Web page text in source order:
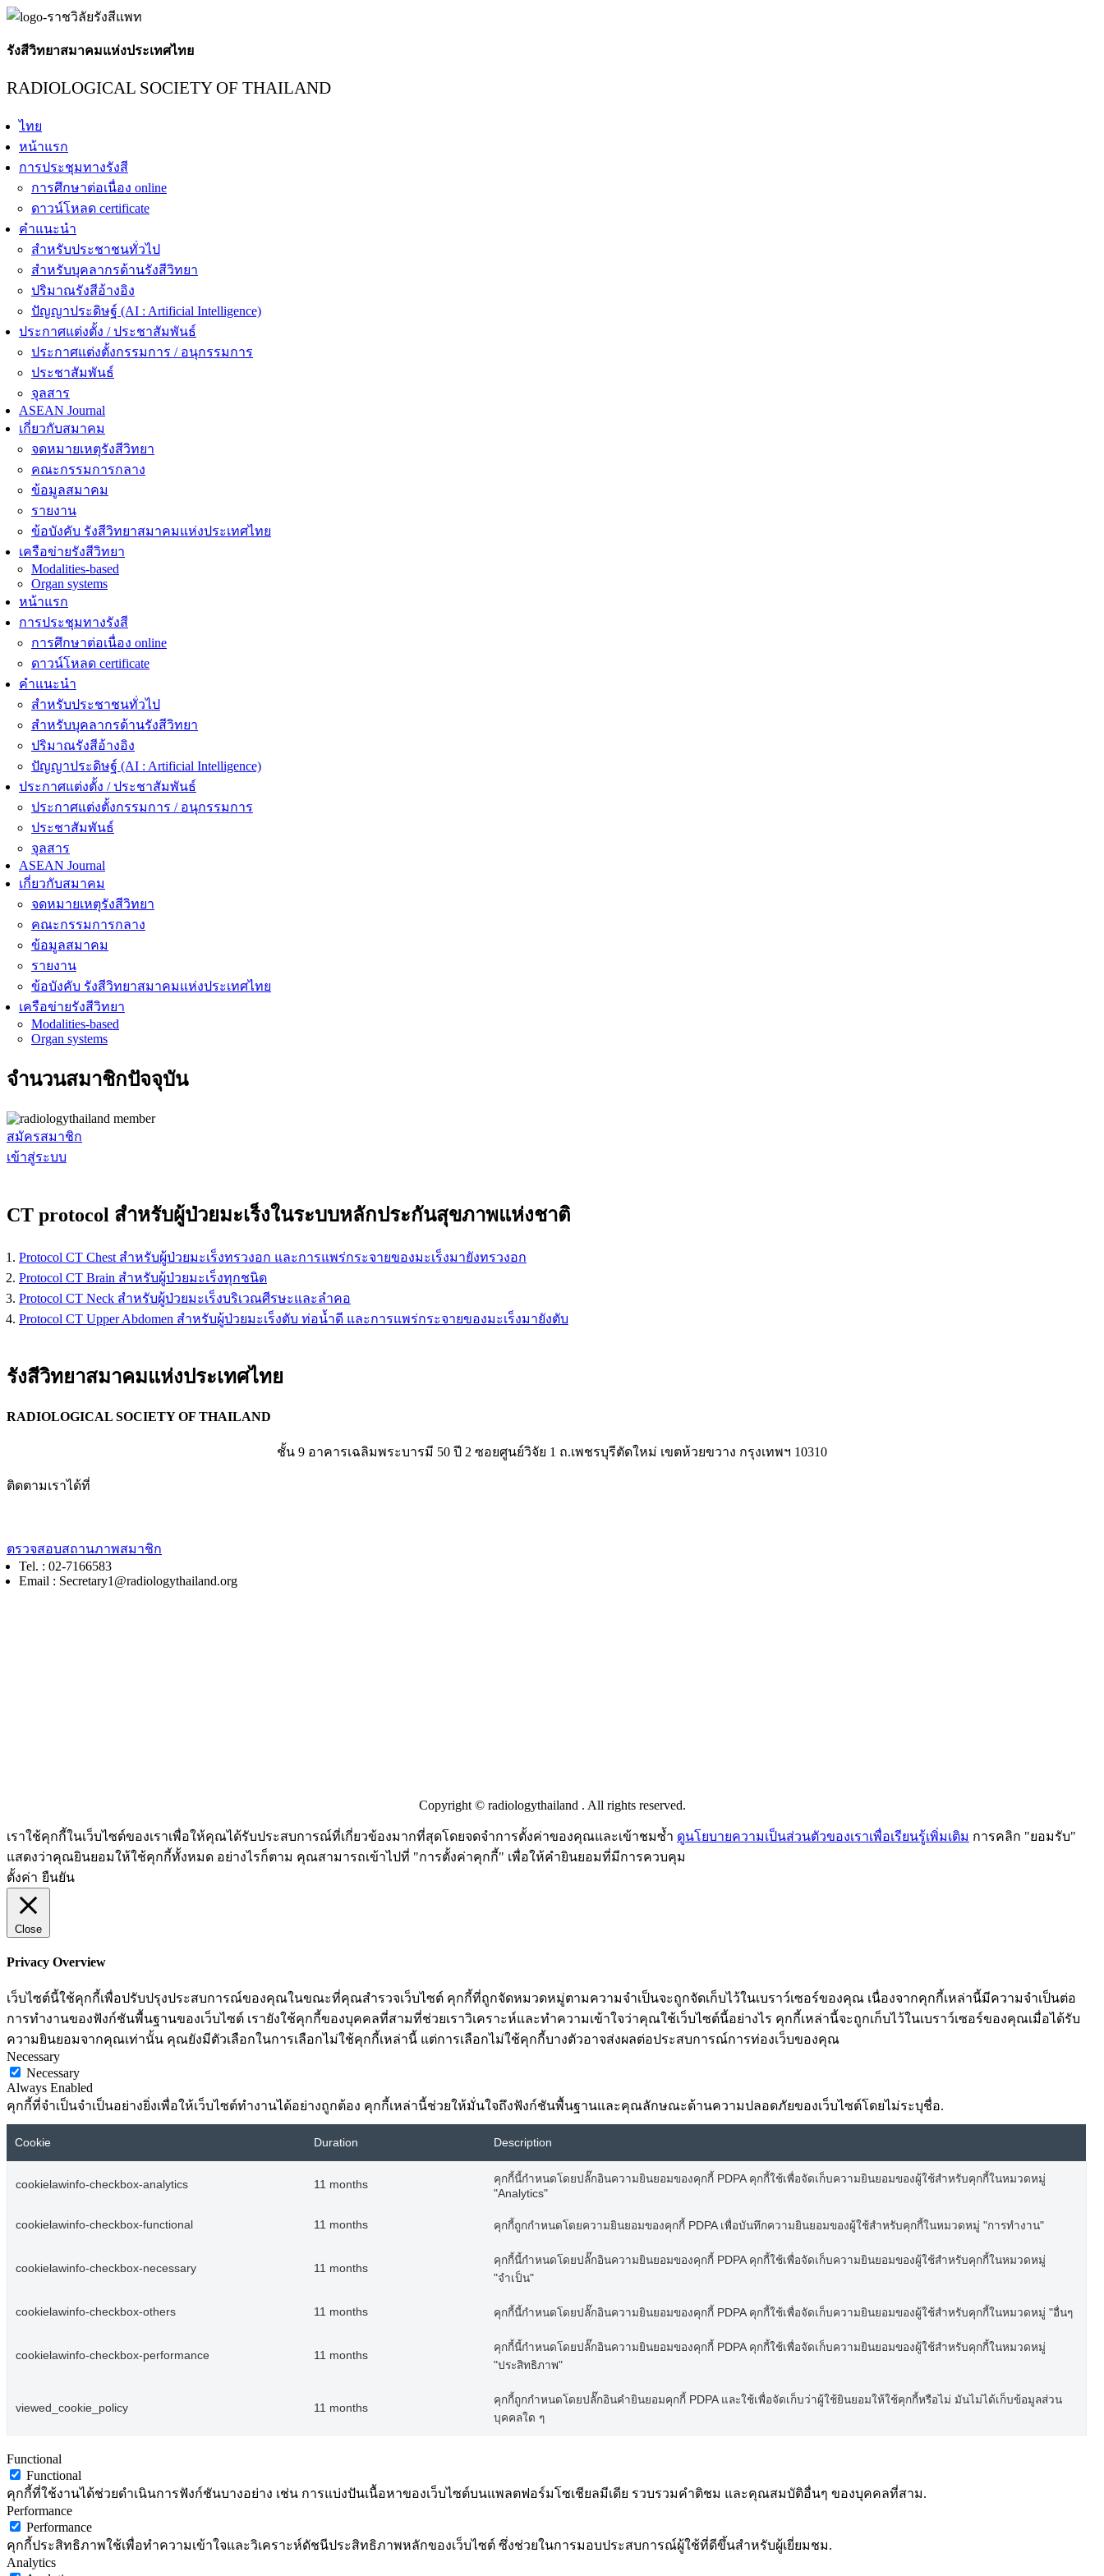
รังสีวิทยาสมาคมแห่งประเทศไทย
RADIOLOGICAL SOCIETY OF THAILAND
ไทย
หน้าแรก
การประชุมทางรังสี
การศึกษาต่อเนื่อง online
ดาวน์โหลด certificate
คำแนะนำ
สำหรับประชาชนทั่วไป
สำหรับบุคลากรด้านรังสีวิทยา
ปริมาณรังสีอ้างอิง
ปัญญาประดิษฐ์ (AI : Artificial Intelligence)
ประกาศแต่งตั้ง / ประชาสัมพันธ์
ประกาศแต่งตั้งกรรมการ / อนุกรรมการ
ประชาสัมพันธ์
จุลสาร
ASEAN Journal
เกี่ยวกับสมาคม
จดหมายเหตุรังสีวิทยา
คณะกรรมการกลาง
ข้อมูลสมาคม
รายงาน
ข้อบังคับ รังสีวิทยาสมาคมแห่งประเทศไทย
เครือข่ายรังสีวิทยา
Modalities-based
Organ systems
หน้าแรก
การประชุมทางรังสี
การศึกษาต่อเนื่อง online
ดาวน์โหลด certificate
คำแนะนำ
สำหรับประชาชนทั่วไป
สำหรับบุคลากรด้านรังสีวิทยา
ปริมาณรังสีอ้างอิง
ปัญญาประดิษฐ์ (AI : Artificial Intelligence)
ประกาศแต่งตั้ง / ประชาสัมพันธ์
ประกาศแต่งตั้งกรรมการ / อนุกรรมการ
ประชาสัมพันธ์
จุลสาร
ASEAN Journal
เกี่ยวกับสมาคม
จดหมายเหตุรังสีวิทยา
คณะกรรมการกลาง
ข้อมูลสมาคม
รายงาน
ข้อบังคับ รังสีวิทยาสมาคมแห่งประเทศไทย
เครือข่ายรังสีวิทยา
Modalities-based
Organ systems
จำนวนสมาชิกปัจจุบัน
สมัครสมาชิก
เข้าสู่ระบบ
CT protocol สำหรับผู้ป่วยมะเร็งในระบบหลักประกันสุขภาพแห่งชาติ
Protocol CT Chest สำหรับผู้ป่วยมะเร็งทรวงอก และการแพร่กระจายของมะเร็งมายังทรวงอก
Protocol CT Brain สำหรับผู้ป่วยมะเร็งทุกชนิด
Protocol CT Neck สำหรับผู้ป่วยมะเร็งบริเวณศีรษะและลําคอ
Protocol CT Upper Abdomen สำหรับผู้ป่วยมะเร็งตับ ท่อน้ำดี และการแพร่กระจายของมะเร็งมายังตับ
รังสีวิทยาสมาคมแห่งประเทศไทย
RADIOLOGICAL SOCIETY OF THAILAND
ชั้น 9 อาคารเฉลิมพระบารมี 50 ปี 2 ซอยศูนย์วิจัย 1 ถ.เพชรบุรีตัดใหม่ เขตห้วยขวาง กรุงเทพฯ 10310
ติดตามเราได้ที่
ตรวจสอบสถานภาพสมาชิก
Tel. : 02-7166583
Email : Secretary1@radiologythailand.org
Copyright © radiologythailand . All rights reserved.
เราใช้คุกกี้ในเว็บไซต์ของเราเพื่อให้คุณได้รับประสบการณ์ที่เกี่ยวข้องมากที่สุดโดยจดจำการตั้งค่าของคุณและเข้าชมซ้ำ ดูนโยบายความเป็นส่วนตัวของเราเพื่อเรียนรู้เพิ่มเติม การคลิก "ยอมรับ"
แสดงว่าคุณยินยอมให้ใช้คุกกี้ทั้งหมด อย่างไรก็ตาม คุณสามารถเข้าไปที่ "การตั้งค่าคุกกี้" เพื่อให้คำยินยอมที่มีการควบคุม
ตั้งค่า ยืนยัน
Close
Privacy Overview
เว็บไซต์นี้ใช้คุกกี้เพื่อปรับปรุงประสบการณ์ของคุณในขณะที่คุณสำรวจเว็บไซต์ คุกกี้ที่ถูกจัดหมวดหมู่ตามความจำเป็นจะถูกจัดเก็บไว้ในเบราว์เซอร์ของคุณ เนื่องจากคุกกี้เหล่านี้มีความจำเป็นต่อ
การทำงานของฟังก์ชันพื้นฐานของเว็บไซต์ เรายังใช้คุกกี้ของบุคคลที่สามที่ช่วยเราวิเคราะห์และทำความเข้าใจว่าคุณใช้เว็บไซต์นี้อย่างไร คุกกี้เหล่านี้จะถูกเก็บไว้ในเบราว์เซอร์ของคุณเมื่อได้รับ
ความยินยอมจากคุณเท่านั้น คุณยังมีตัวเลือกในการเลือกไม่ใช้คุกกี้เหล่านี้ แต่การเลือกไม่ใช้คุกกี้บางตัวอาจส่งผลต่อประสบการณ์การท่องเว็บของคุณ
Necessary
Necessary
Always Enabled
คุกกี้ที่จำเป็นจำเป็นอย่างยิ่งเพื่อให้เว็บไซต์ทำงานได้อย่างถูกต้อง คุกกี้เหล่านี้ช่วยให้มั่นใจถึงฟังก์ชันพื้นฐานและคุณลักษณะด้านความปลอดภัยของเว็บไซต์โดยไม่ระบุชื่อ.
Cookie Duration Description
cookielawinfo-checkbox-analytics 11 months
คุกกี้นี้กำหนดโดยปลั๊กอินความยินยอมของคุกกี้ PDPA คุกกี้ใช้เพื่อจัดเก็บความยินยอมของผู้ใช้สำหรับคุกกี้ในหมวดหมู่
"Analytics"
cookielawinfo-checkbox-functional 11 months คุกกี้ถูกกำหนดโดยความยินยอมของคุกกี้ PDPA เพื่อบันทึกความยินยอมของผู้ใช้สำหรับคุกกี้ในหมวดหมู่ "การทำงาน"
cookielawinfo-checkbox-necessary 11 months
คุกกี้นี้กำหนดโดยปลั๊กอินความยินยอมของคุกกี้ PDPA คุกกี้ใช้เพื่อจัดเก็บความยินยอมของผู้ใช้สำหรับคุกกี้ในหมวดหมู่
"จำเป็น"
cookielawinfo-checkbox-others 11 months คุกกี้นี้กำหนดโดยปลั๊กอินความยินยอมของคุกกี้ PDPA คุกกี้ใช้เพื่อจัดเก็บความยินยอมของผู้ใช้สำหรับคุกกี้ในหมวดหมู่ "อื่นๆ
cookielawinfo-checkbox-performance 11 months
คุกกี้นี้กำหนดโดยปลั๊กอินความยินยอมของคุกกี้ PDPA คุกกี้ใช้เพื่อจัดเก็บความยินยอมของผู้ใช้สำหรับคุกกี้ในหมวดหมู่
"ประสิทธิภาพ"
viewed_cookie_policy 11 months
คุกกี้ถูกกำหนดโดยปลั๊กอินคำยินยอมคุกกี้ PDPA และใช้เพื่อจัดเก็บว่าผู้ใช้ยินยอมให้ใช้คุกกี้หรือไม่ มันไม่ได้เก็บข้อมูลส่วน
บุคคลใด ๆ
Functional
Functional
คุกกี้ที่ใช้งานได้ช่วยดำเนินการฟังก์ชันบางอย่าง เช่น การแบ่งปันเนื้อหาของเว็บไซต์บนแพลตฟอร์มโซเชียลมีเดีย รวบรวมคำติชม และคุณสมบัติอื่นๆ ของบุคคลที่สาม.
Performance
Performance
คุกกี้ประสิทธิภาพใช้เพื่อทำความเข้าใจและวิเคราะห์ดัชนีประสิทธิภาพหลักของเว็บไซต์ ซึ่งช่วยในการมอบประสบการณ์ผู้ใช้ที่ดีขึ้นสำหรับผู้เยี่ยมชม.
Analytics